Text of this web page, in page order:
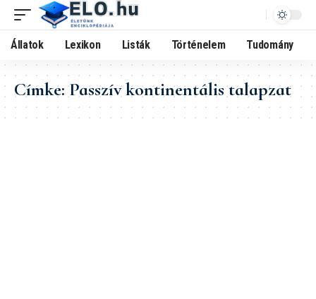
Állatok Lexikon Listák Történelem Tudomány
Címke:Passzív kontinentális talapzat